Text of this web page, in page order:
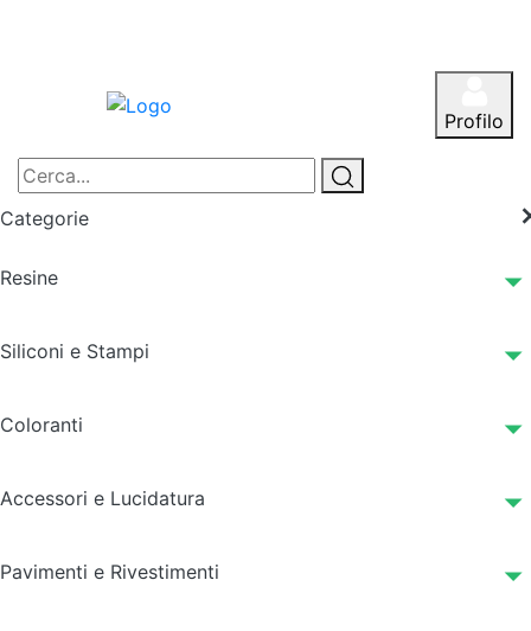
Profilo
Categorie
Resine
Siliconi e Stampi
Coloranti
Accessori e Lucidatura
Pavimenti e Rivestimenti